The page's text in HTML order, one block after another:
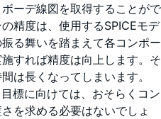
ーデ線図を取得することがで
精度は、使用するSPICEモデ
る舞いを踏まえて各コンポー
すれば精度は向上します。そ
は長くなってしまいます。
標に向けては、おそらくコン
を求める必要はないでしょ